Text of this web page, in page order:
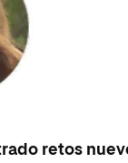
retos